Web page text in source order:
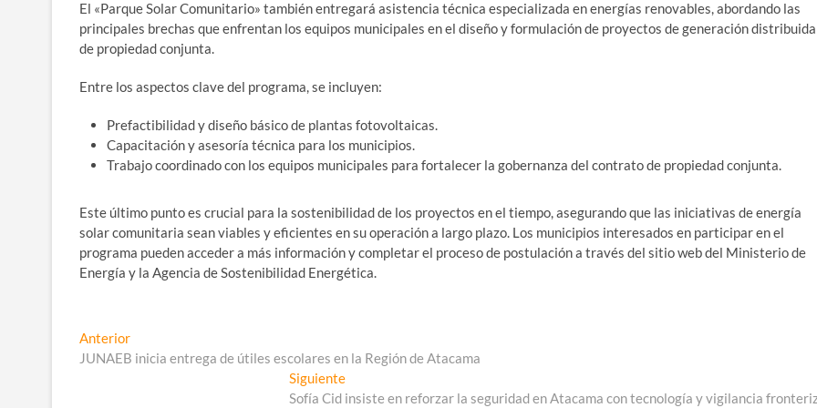
El «Parque Solar Comunitario» también entregará asistencia técnica especializada en energías renovables, abordando las
principales brechas que enfrentan los equipos municipales en el diseño y formulación de proyectos de generación distribuida
de propiedad conjunta.
Entre los aspectos clave del programa, se incluyen:
Prefactibilidad y diseño básico de plantas fotovoltaicas.
Capacitación y asesoría técnica para los municipios.
Trabajo coordinado con los equipos municipales para fortalecer la gobernanza del contrato de propiedad conjunta.
Este último punto es crucial para la sostenibilidad de los proyectos en el tiempo, asegurando que las iniciativas de energía
solar comunitaria sean viables y eficientes en su operación a largo plazo. Los municipios interesados en participar en el
programa pueden acceder a más información y completar el proceso de postulación a través del sitio web del Ministerio de
Energía y la Agencia de Sostenibilidad Energética.
Navegación
de
AnteriorEntrada
anterior:
JUNAEB inicia entrega de útiles escolares en la Región de Atacama
SiguienteEntrada
siguiente:
Sofía Cid insiste en reforzar la seguridad en Atacama con tecnología y vigilancia